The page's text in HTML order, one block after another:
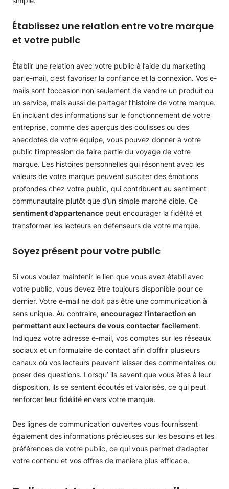
Établissez une relation entre votre marque
et votre public
Établir une relation avec votre public à l’aide du marketing
par e-mail, c’est favoriser la confiance et la connexion. Vos e-
mails sont l’occasion non seulement de vendre un produit ou
un service, mais aussi de partager l’histoire de votre marque.
En incluant des informations sur le fonctionnement de votre
entreprise, comme des aperçus des coulisses ou des
anecdotes de votre équipe, vous pouvez donner à votre
public l’impression de faire partie du voyage de votre
marque. Les histoires personnelles qui résonnent avec les
valeurs de votre marque peuvent susciter des émotions
profondes chez votre public, qui contribuent au sentiment
communautaire plutôt que d’un simple marché cible. Ce
sentiment d’appartenance peut encourager la fidélité et
transformer les lecteurs en défenseurs de votre marque.
Soyez présent pour votre public
Si vous voulez maintenir le lien que vous avez établi avec
votre public, vous devez être toujours disponible pour ce
dernier. Votre e-mail ne doit pas être une communication à
sens unique. Au contraire, encouragez l’interaction en
permettant aux lecteurs de vous contacter facilement.
Indiquez votre adresse e-mail, vos comptes sur les réseaux
sociaux et un formulaire de contact afin d’offrir plusieurs
canaux où vos lecteurs peuvent laisser des commentaires ou
poser des questions. Lorsqu’ ils savent que vous êtes à leur
disposition, ils se sentent écoutés et valorisés, ce qui peut
renforcer leur fidélité envers votre marque.
Des lignes de communication ouvertes vous fournissent
également des informations précieuses sur les besoins et les
préférences de votre public, ce qui vous permet d’adapter
votre contenu et vos offres de manière plus efficace.